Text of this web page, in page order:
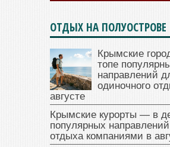
ОТДЫХ НА ПОЛУОСТРОВЕ
Крымские
топе
направлений
одиночного
августе
Крымские курорты — в
популярных
отдыха компаниями в